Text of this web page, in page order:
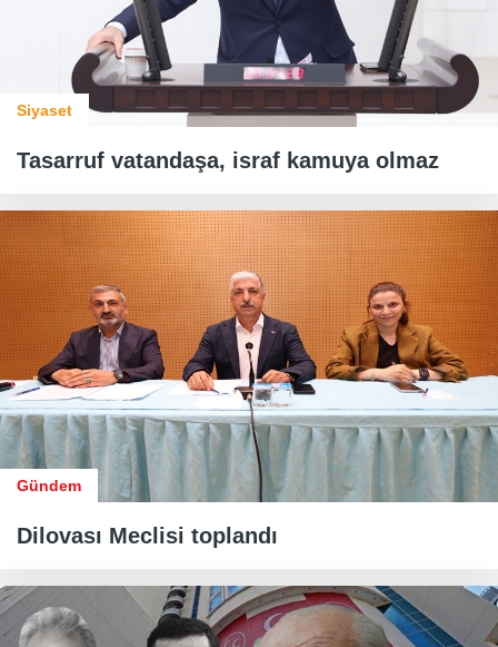
Siyaset
Tasarruf vatandaşa, israf kamuya olmaz
Gündem
Dilovası Meclisi toplandı